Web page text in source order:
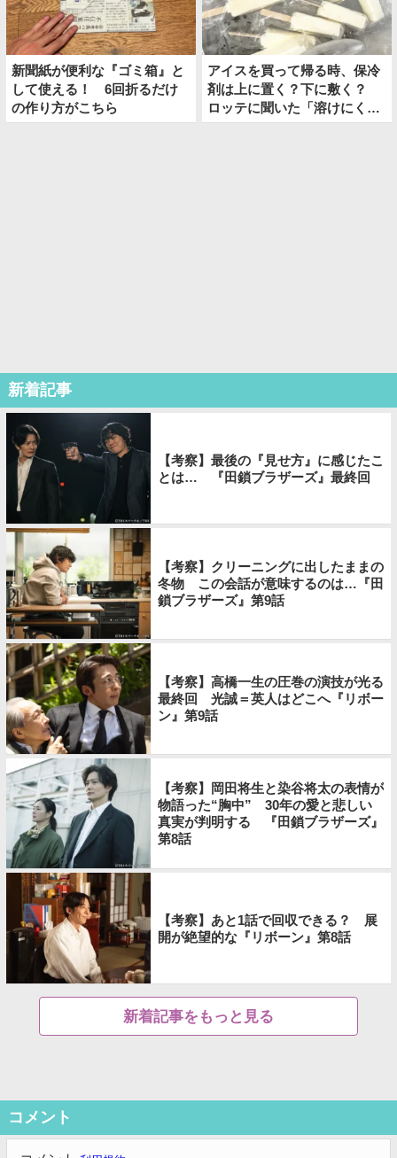
新聞紙が便利な『ゴミ箱』と
して使える！ 6回折るだけ
の作り方がこちら
アイスを買って帰る時、保冷
剤は上に置く？下に敷く？
ロッテに聞いた「溶けにくい
持ち帰り方」
新着記事
【考察】最後の『見せ方』に感じたこ
とは… 『田鎖ブラザーズ』最終回
【考察】クリーニングに出したままの
冬物 この会話が意味するのは…『田
鎖ブラザーズ』第9話
【考察】高橋一生の圧巻の演技が光る
最終回 光誠＝英人はどこへ『リボー
ン』第9話
【考察】岡田将生と染谷将太の表情が
物語った“胸中” 30年の愛と悲しい
真実が判明する 『田鎖ブラザーズ』
第8話
【考察】あと1話で回収できる？ 展
開が絶望的な『リボーン』第8話
新着記事をもっと見る
コメント